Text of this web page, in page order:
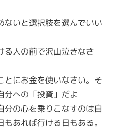
ないと選択肢を選んでいい
る人の前で沢山泣きなさ
とにお金を使いなさい。そ
分への「投資」だよ
分の心を乗りこなすのは自
あれば行ける日もある。